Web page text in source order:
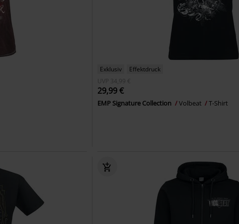
Exklusiv
Effektdruck
UVP
34,99 €
29,99 €
EMP Signature Collection Volbeat T-Shirt